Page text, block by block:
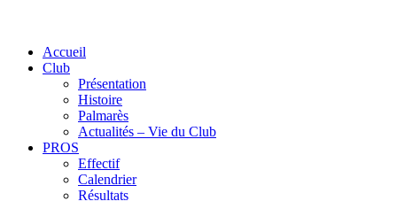
Accueil
Club
Présentation
Histoire
Palmarès
Actualités – Vie du Club
PROS
Effectif
Calendrier
Résultats